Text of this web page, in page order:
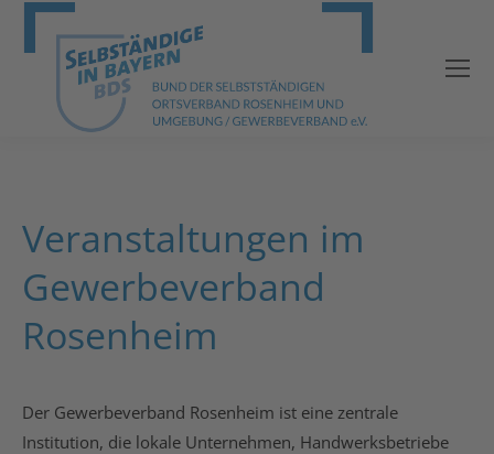
Veranstaltungen im
Gewerbeverband
Rosenheim
Der Gewerbeverband Rosenheim ist eine zentrale
Institution, die lokale Unternehmen, Handwerksbetriebe